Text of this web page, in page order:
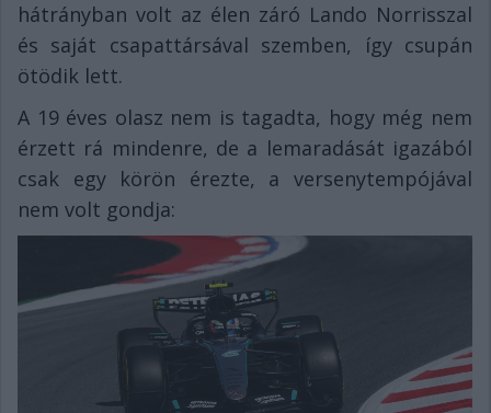
hátrányban volt az élen záró Lando Norrisszal
és saját csapattársával szemben, így csupán
ötödik lett.
A 19 éves olasz nem is tagadta, hogy még nem
érzett rá mindenre, de a lemaradását igazából
csak egy körön érezte, a versenytempójával
nem volt gondja: